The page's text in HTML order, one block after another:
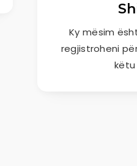
Ky mësim
regjistroheni
këtu